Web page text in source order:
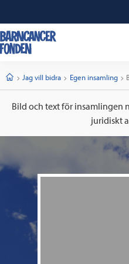
StartJag vill bidra Egen insamling
Bild och text för insamlingen
juridiskt